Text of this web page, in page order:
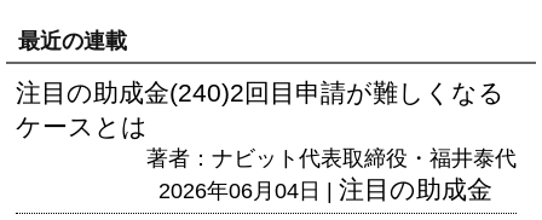
最近の連載
注目の助成金(240)2回目申請が難しくなる
ケースとは
著者：ナビット代表取締役・福井泰代
2026年06月04日 | 注目の助成金